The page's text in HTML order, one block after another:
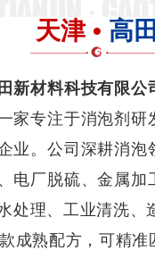
天津 • 高田
新材料科技有限公
家专注于消泡剂研
业。公司深耕消泡
电厂脱硫、金属加
处理、工业清洗、
成熟配方，可精准